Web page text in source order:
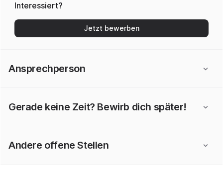
Interessiert?
Jetzt bewerben
Ansprechperson
Gerade keine Zeit? Bewirb dich später!
Andere offene Stellen